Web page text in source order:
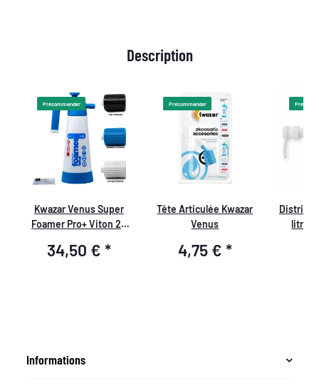
Description
Précommander
Kwazar Venus Super
Foamer Pro+ Viton 2L
34,50 € *
Précommander
Tête Articulée Kwazar
Venus
4,75 € *
litres
Informations